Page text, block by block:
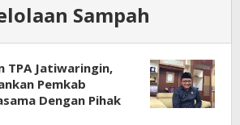
Sampah
TPA Jatiwaringin,
Pemkab
Dengan Pihak